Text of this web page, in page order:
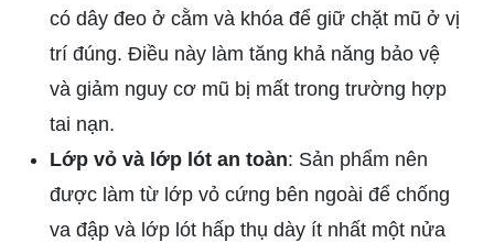
có dây đeo ở cằm và khóa để giữ chặt mũ ở vị
trí đúng. Điều này làm tăng khả năng bảo vệ
và giảm nguy cơ mũ bị mất trong trường hợp
tai nạn.
Lớp vỏ và lớp lót an toàn: Sản phẩm nên
được làm từ lớp vỏ cứng bên ngoài để chống
va đập và lớp lót hấp thụ dày ít nhất một nửa